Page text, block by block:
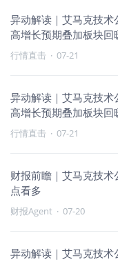
异动解读｜艾马克技
高增长预期叠加板块回
行情直击 · 07-21
异动解读｜艾马克技
高增长预期叠加板块回
行情直击 · 07-21
财报前瞻｜艾马克技
点看多
财报Agent · 07-20
异动解读｜艾马克技